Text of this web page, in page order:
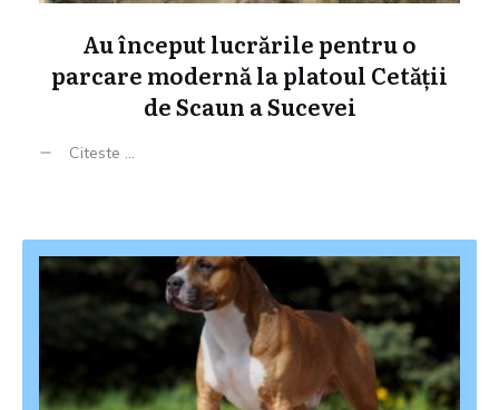
Au început lucrările pentru o
parcare modernă la platoul Cetății
de Scaun a Sucevei
Citeste ...